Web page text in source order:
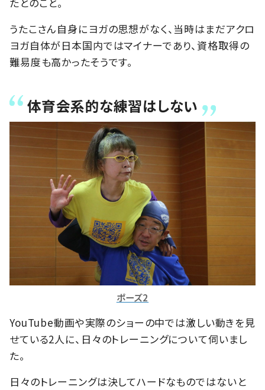
うたこさん自身にヨガの思想がなく、当時はまだアクロ
ヨガ自体が日本国内ではマイナーであり、資格取得の
難易度も高かったそうです。
体育会系的な練習はしない
ポーズ2
YouTube動画や実際のショーの中では激しい動きを見
せている2人に、日々のトレーニングについて伺いまし
た。
日々のトレーニングは決してハードなものではないと